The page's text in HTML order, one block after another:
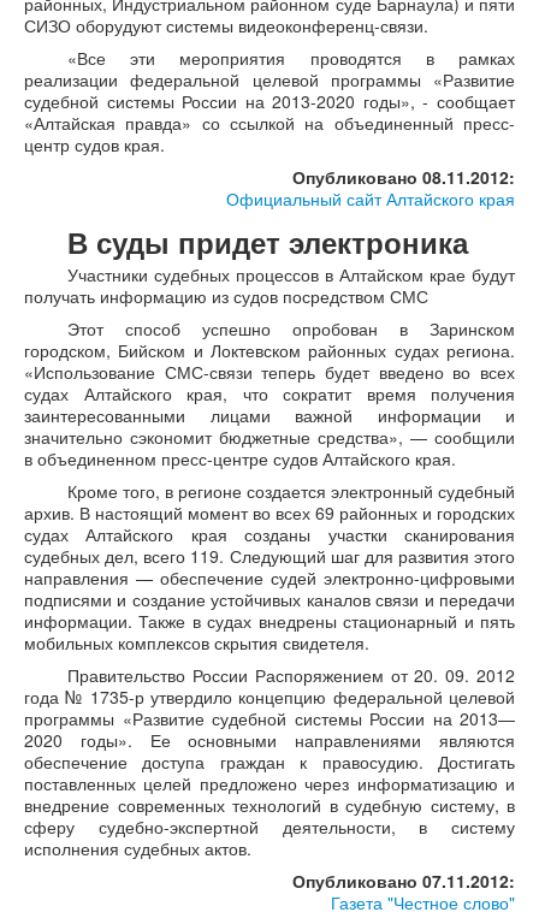
СИЗО оборудуют системы видеоконференц-связи.
«Все эти мероприятия проводятся в рамках
реализации федеральной целевой программы «Развитие
судебной системы России на 2013-2020 годы», - сообщает
«Алтайская правда» со ссылкой на объединенный пресс-
центр судов края.
Опубликовано 08.11.2012:
Официальный сайт Алтайского края
В суды придет электроника
Участники судебных процессов в Алтайском крае будут
получать информацию из судов посредством СМС
Этот способ успешно опробован в Заринском
городском, Бийском и Локтевском районных судах региона.
«Использование СМС-связи теперь будет введено во всех
судах Алтайского края, что сократит время получения
заинтересованными лицами важной информации и
значительно сэкономит бюджетные средства», — сообщили
в объединенном пресс-центре судов Алтайского края.
Кроме того, в регионе создается электронный судебный
архив. В настоящий момент во всех 69 районных и городских
судах Алтайского края созданы участки сканирования
судебных дел, всего 119. Следующий шаг для развития этого
направления — обеспечение судей электронно-цифровыми
подписями и создание устойчивых каналов связи и передачи
информации. Также в судах внедрены стационарный и пять
мобильных комплексов скрытия свидетеля.
Правительство России Распоряжением от 20. 09. 2012
года № 1735-р утвердило концепцию федеральной целевой
программы «Развитие судебной системы России на 2013—
2020 годы». Ее основными направлениями являются
обеспечение доступа граждан к правосудию. Достигать
поставленных целей предложено через информатизацию и
внедрение современных технологий в судебную систему, в
сферу судебно-экспертной деятельности, в систему
исполнения судебных актов.
Опубликовано 07.11.2012:
Газета "Честное слово"